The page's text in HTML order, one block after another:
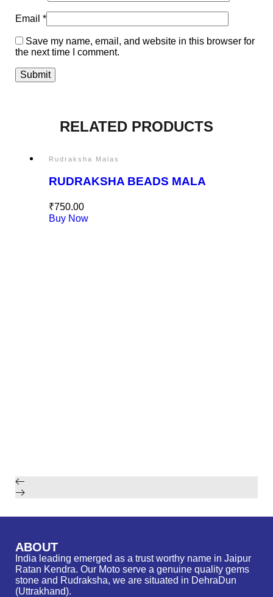
Email *
Save my name, email, and website in this browser for
the next time I comment.
RELATED PRODUCTS
Rudraksha Malas
RUDRAKSHA BEADS MALA
₹750.00
Buy Now
ABOUT
India leading emerged as a trust worthy name in Jaipur
Ratan Kendra. Our Moto serve a genuine quality gems
stone and Rudraksha, we are situated in DehraDun
(Uttrakhand).